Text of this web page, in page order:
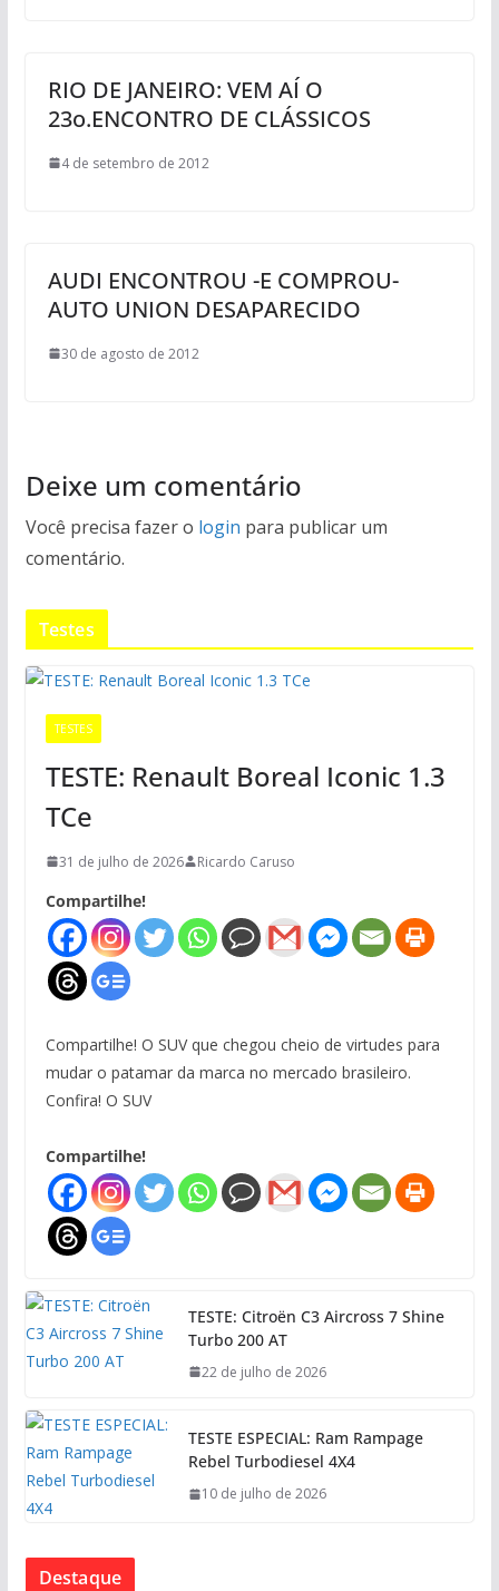
RIO DE JANEIRO: VEM AÍ O
23o.ENCONTRO DE CLÁSSICOS
4 de setembro de 2012
AUDI ENCONTROU -E COMPROU-
AUTO UNION DESAPARECIDO
30 de agosto de 2012
Deixe um comentário
Você precisa fazer o login para publicar um
comentário.
Testes
TESTES
TESTE: Renault Boreal Iconic 1.3
TCe
31 de julho de 2026 Ricardo Caruso
Compartilhe!
Compartilhe! O SUV que chegou cheio de virtudes para
mudar o patamar da marca no mercado brasileiro.
Confira! O SUV
Compartilhe!
TESTE: Citroën C3 Aircross 7 Shine
Turbo 200 AT
22 de julho de 2026
TESTE ESPECIAL: Ram Rampage
Rebel Turbodiesel 4X4
10 de julho de 2026
Destaque